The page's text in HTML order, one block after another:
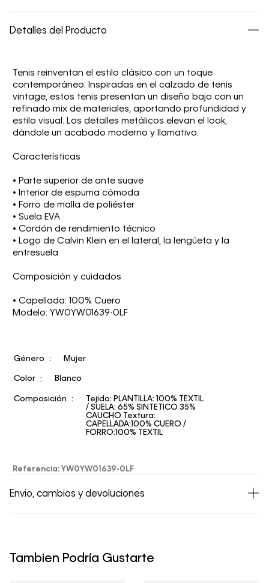
Detalles del Producto
Tenis reinventan el estilo clásico con un toque
contemporáneo. Inspiradas en el calzado de tenis
vintage, estos tenis presentan un diseño bajo con un
refinado mix de materiales, aportando profundidad y
estilo visual. Los detalles metálicos elevan el look,
dándole un acabado moderno y llamativo.
Características
• Parte superior de ante suave
• Interior de espuma cómoda
• Forro de malla de poliéster
• Suela EVA
• Cordón de rendimiento técnico
• Logo de Calvin Klein en el lateral, la lengüeta y la
entresuela
Composición y cuidados
• Capellada: 100% Cuero
Modelo: YW0YW01639-0LF
Género Mujer
Color Blanco
Composición
Tejido: PLANTILLA: 100% TEXTIL
/ SUELA: 65% SINTETICO 35%
CAUCHO Textura:
CAPELLADA:100% CUERO /
FORRO:100% TEXTIL
Referencia: YW0YW01639-0LF
Envío, cambios y devoluciones
un período de 30 días calendario tras la recepción.
Tambien Podría Gustarte